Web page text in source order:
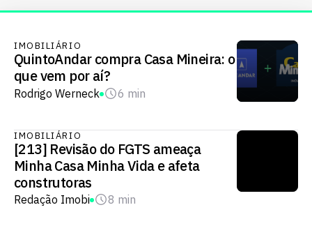
IMOBILIÁRIO
QuintoAndar compra Casa Mineira: o
que vem por aí?
Rodrigo Werneck 6 min
IMOBILIÁRIO
[213] Revisão do FGTS ameaça
Minha Casa Minha Vida e afeta
construtoras
Redação Imobi 8 min